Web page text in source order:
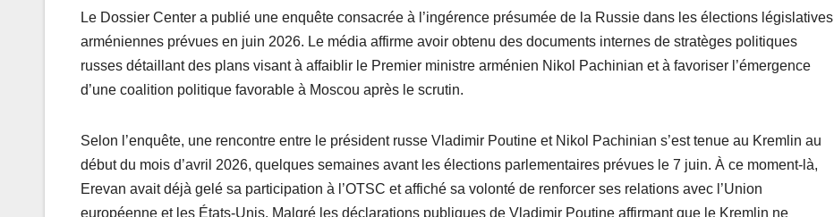
Le Dossier Center a publié une enquête consacrée à l’ingérence présumée de la Russie dans les élections législatives
arméniennes prévues en juin 2026. Le média affirme avoir obtenu des documents internes de stratèges politiques
russes détaillant des plans visant à affaiblir le Premier ministre arménien Nikol Pachinian et à favoriser l’émergence
d’une coalition politique favorable à Moscou après le scrutin.
Selon l’enquête, une rencontre entre le président russe Vladimir Poutine et Nikol Pachinian s’est tenue au Kremlin au
début du mois d’avril 2026, quelques semaines avant les élections parlementaires prévues le 7 juin. À ce moment-là,
Erevan avait déjà gelé sa participation à l’OTSC et affiché sa volonté de renforcer ses relations avec l’Union
européenne et les États-Unis. Malgré les déclarations publiques de Vladimir Poutine affirmant que le Kremlin ne